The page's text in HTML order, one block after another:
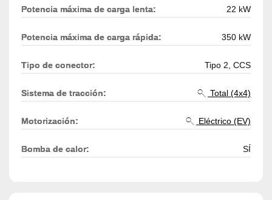
Potencia máxima de carga lenta: 22 kW
Potencia máxima de carga rápida: 350 kW
Tipo de conector: Tipo 2, CCS
Sistema de tracción: Total (4x4)
Motorización: Eléctrico (EV)
Bomba de calor: SÍ